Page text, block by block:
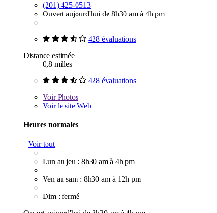
(201) 425-0513
Ouvert aujourd'hui de 8h30 am à 4h pm
428 évaluations
Distance estimée
0,8 milles
428 évaluations
VoirPhotos
Voir le site Web
Heures normales
Voir tout
Lun au jeu : 8h30 am à 4h pm
Ven au sam : 8h30 am à 12h pm
Dim : fermé